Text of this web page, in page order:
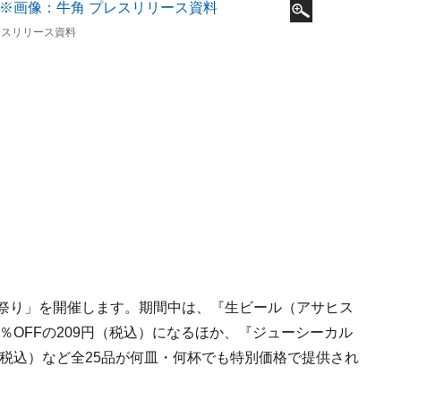
リリース資料
」を開催します。期間中は、『生ビール（アサヒス
OFFの209円（税込）になるほか、『ジューシーカル
込）など全25品が何皿・何杯でも特別価格で提供され